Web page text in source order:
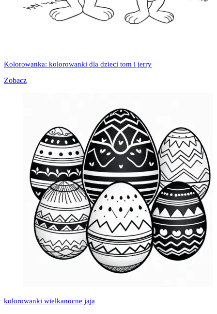
Kolorowanka: kolorowanki dla dzieci tom i jerry
Zobacz
kolorowanki wielkanocne jaja